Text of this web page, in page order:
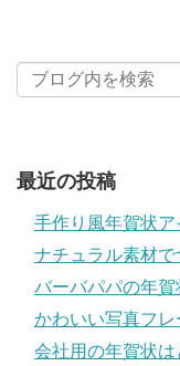
最近の投稿
手作り風年賀状ア
ナチュラル素材
バーバパパの年賀
かわいい写真フレ
会社用の年賀状は